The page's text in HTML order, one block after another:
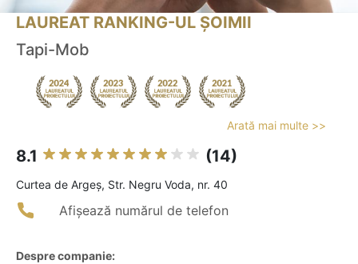
LAUREAT RANKING-UL ȘOIMII
Tapi-Mob
Arată mai multe >>
8.1 (14)
Curtea de Argeş, Str. Negru Voda, nr. 40
Afișează numărul de telefon
Despre companie: